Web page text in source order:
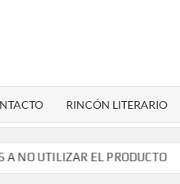
RINCÓN LITERARIO
UTILIZAR EL PRODUCTO